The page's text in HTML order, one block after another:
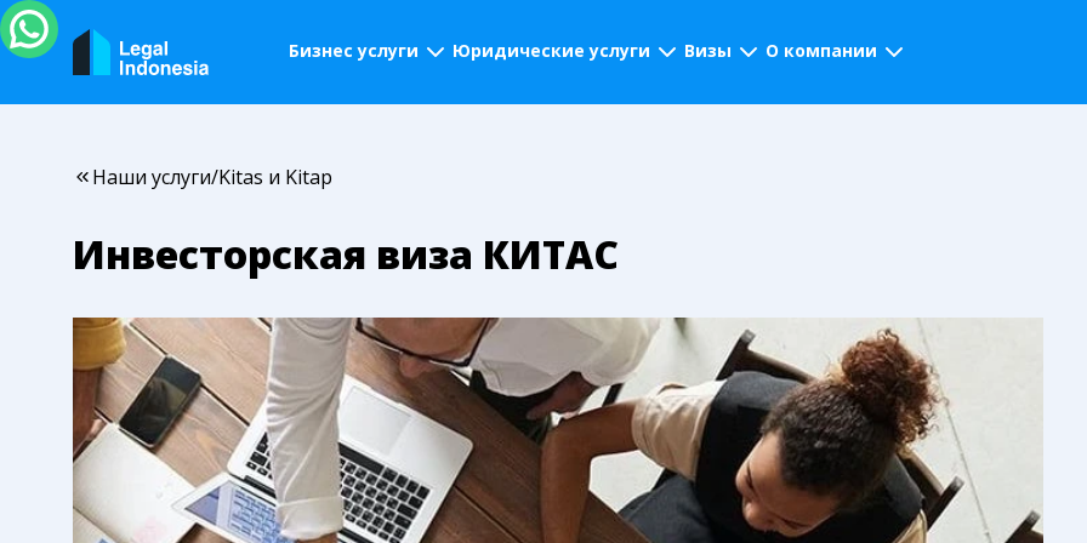
Бизнес услуги Юридические услуги Визы О компании
Наши услуги/Kitas и Kitap
Инвесторская виза КИТАС